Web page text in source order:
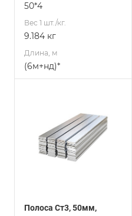
50*4
Вес 1 шт./кг.
9.184 кг
Длина, м
(6м+нд)*
Полоса Ст3, 50мм,